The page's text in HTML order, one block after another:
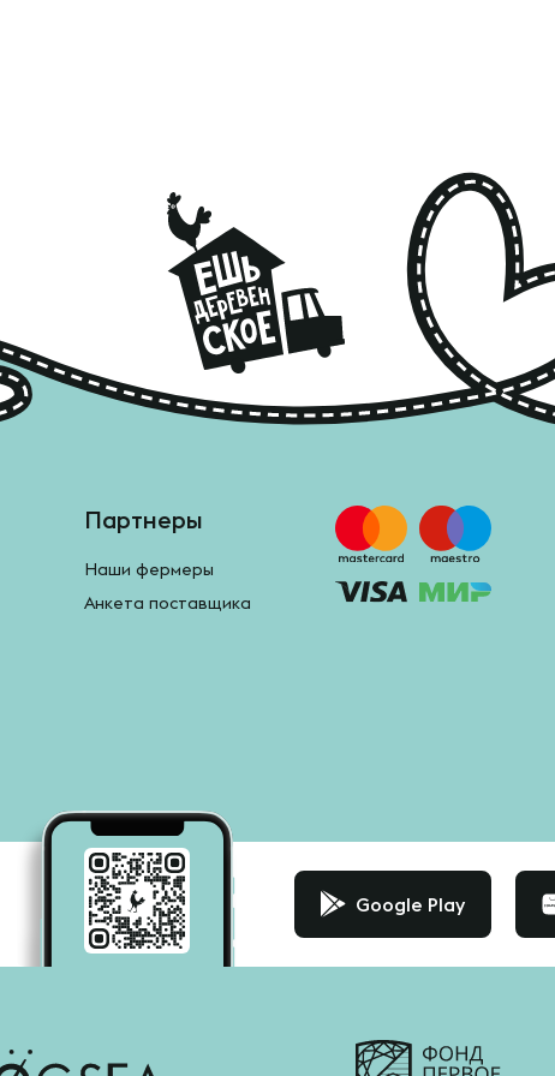
Партнеры
Наши фермеры
Анкета поставщика
Google Play